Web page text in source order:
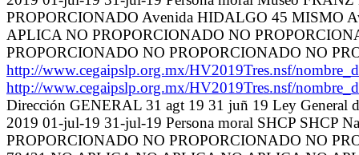
PROPORCIONADO Avenida HIDALGO 45 MISMO
APLICA NO PROPORCIONADO NO
PROPORCIONADO NO PROPORCIONADO NO
http://www.cegaipslp.org.mx/HV2019Tres.nsf/
http://www.cegaipslp.org.mx/HV2019Tres.nsf/
Dirección GENERAL 31 agt 19 31 juñ 19 Ley General
2019 01-jul-19 31-jul-19 Persona moral SHCP SHCP
PROPORCIONADO NO PROPORCIONADO NO